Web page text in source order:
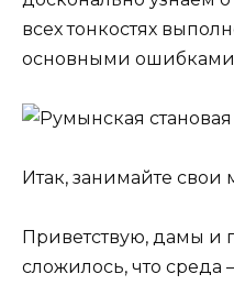
всех тонкостях
основными
Итак, занимайте свои
Приветствую, дамы и
сложилось, что среда